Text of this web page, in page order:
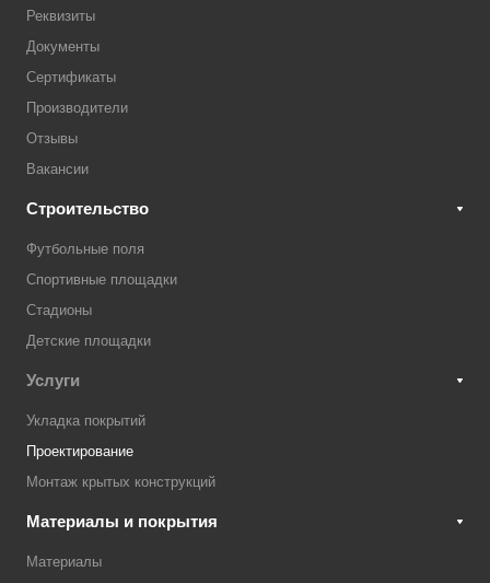
Реквизиты
Документы
Сертификаты
Производители
Отзывы
Вакансии
Строительство
Футбольные поля
Спортивные площадки
Стадионы
Детские площадки
Услуги
Укладка покрытий
Проектирование
Монтаж крытых конструкций
Материалы и покрытия
Материалы